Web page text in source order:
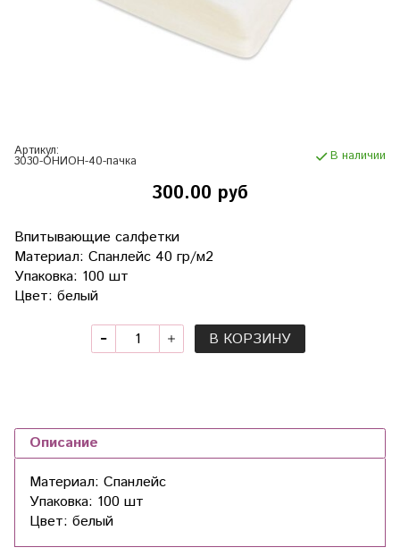
Артикул:
3030-ОНИОН-40-пачка В наличии
300.00 руб
Впитывающие салфетки
Материал: Спанлейс 40 гр/м2
Упаковка: 100 шт
Цвет: белый
В КОРЗИНУ
Описание
Материал: Спанлейс
Упаковка: 100 шт
Цвет: белый